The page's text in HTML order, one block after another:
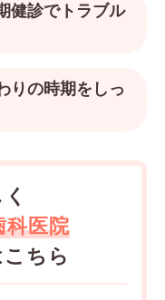
健診でトラブル
りの時期をしっ
科医院
ちら